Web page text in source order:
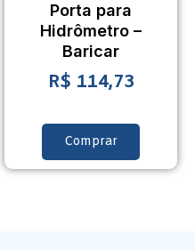
Porta para
Hidrômetro –
Baricar
R$ 114,73
Comprar